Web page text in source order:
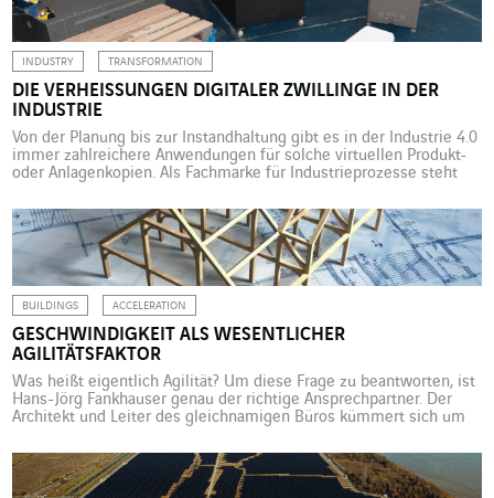
Frankreich zur schrittweisen Reduzierung des
Treibhausgasausstoßes […]
INDUSTRY TRANSFORMATION
DIE VERHEISSUNGEN DIGITALER ZWILLINGE IN DER I
NDUSTRIE
Von der Planung bis zur Instandhaltung gibt es in der Industrie 4.0
immer zahlreichere Anwendungen für solche virtuellen Produkt-
oder Anlagenkopien. Als Fachmarke für Industrieprozesse steht
dem Marktforschungsunternehmen MarketsandMarkets soll der
Markt für digitale Zwillinge von heute jährlich 6,9 Mrd. Dollar auf
73,5 Mrd. Dollar im […]
BUILDINGS ACCELERATION
GESCHWINDIGKEIT ALS WESENTLICHER
AGILITÄTSFAKTOR
Was heißt eigentlich Agilität? Um diese Frage zu beantworten, ist
Hans-Jörg Fankhauser genau der richtige Ansprechpartner. Der
Architekt und Leiter des gleichnamigen Büros kümmert sich um
internationalen Kompetenzzentrum für die Industrie 4.0, an dem
mehrere Unternehmen vertreten sind – unter anderem auch
VINCI Energies mit den Marken […]